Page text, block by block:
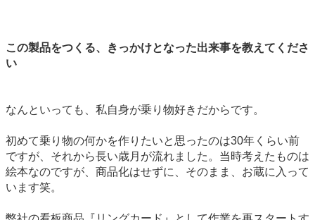
この製品をつくる、きっかけとなった出来事を教えてくださ
い
なんといっても、私自身が乗り物好きだからです。
初めて乗り物の何かを作りたいと思ったのは30年くらい前
ですが、それから長い歳月が流れました。当時考えたものは
絵本なのですが、商品化はせずに、そのまま、お蔵に入って
います笑。